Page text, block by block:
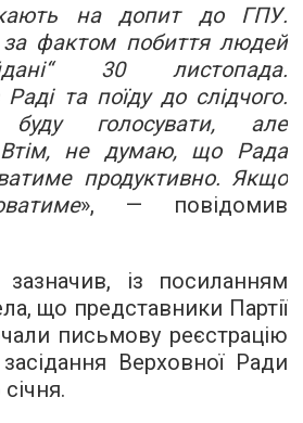
на допит до ГПУ.
за фактом побиття людей
30 листопада.
та поїду до слідчого.
голосувати, але
не думаю, що Рада
продуктивно. Якщо
», — повідомив
із посиланням
що представники Партії
письмову реєстрацію
Верховної Ради